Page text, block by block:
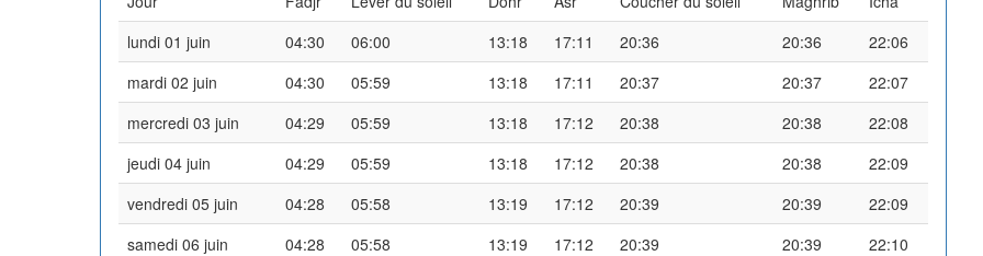
lundi 01 juin
04:30 06:00 13:18 17:11 20:36 20:36
22:06
mardi 02 juin
04:30 05:59 13:18 17:11 20:37 20:37
22:07
mercredi 03 juin
04:29 05:59 13:18 17:12 20:38 20:38
22:08
jeudi 04 juin
04:29 05:59 13:18 17:12 20:38 20:38
22:09
vendredi 05 juin
04:28 05:58 13:19 17:12 20:39 20:39
22:09
samedi 06 juin
04:28 05:58 13:19 17:12 20:39 20:39
22:10